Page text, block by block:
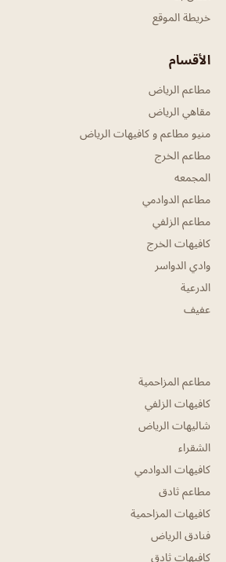
خريطة الموقع
الأقسام
مطاعم الرياض
مقاهي الرياض
منيو مطاعم و كافيهات الرياض
مطاعم الخرج
المجمعه
مطاعم الدوادمي
مطاعم الزلفي
كافيهات الخرج
وادي الدواسر
الدرعية
عفيف
مطاعم المزاحمية
كافيهات الزلفي
شاليهات الرياض
الشقراء
كافيهات الدوادمي
مطاعم ثادق
كافيهات المزاحمية
فنادق الرياض
كافيهات ثادق